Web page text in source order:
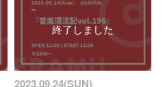
終了しました
2023.09.24(SUN)